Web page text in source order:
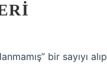
bir sayıyı alıp